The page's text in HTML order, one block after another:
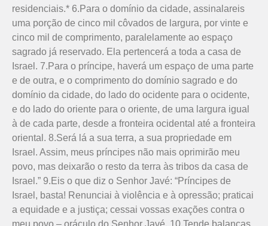
residenciais.* 6.Para o domínio da cidade, assinalareis
uma porção de cinco mil côvados de largura, por vinte e
cinco mil de comprimento, paralelamente ao espaço
sagrado já reservado. Ela pertencerá a toda a casa de
Israel. 7.Para o príncipe, haverá um espaço de uma parte
e de outra, e o comprimento do domínio sagrado e do
domínio da cidade, do lado do ocidente para o ocidente,
e do lado do oriente para o oriente, de uma largura igual
à de cada parte, desde a fronteira ocidental até a fronteira
oriental. 8.Será lá a sua terra, a sua propriedade em
Israel. Assim, meus príncipes não mais oprimirão meu
povo, mas deixarão o resto da terra às tribos da casa de
Israel.” 9.Eis o que diz o Senhor Javé: “Príncipes de
Israel, basta! Renunciai à violência e à opressão; praticai
a equidade e a justiça; cessai vossas exações contra o
meu povo – oráculo do Senhor Javé. 10.Tende balanças